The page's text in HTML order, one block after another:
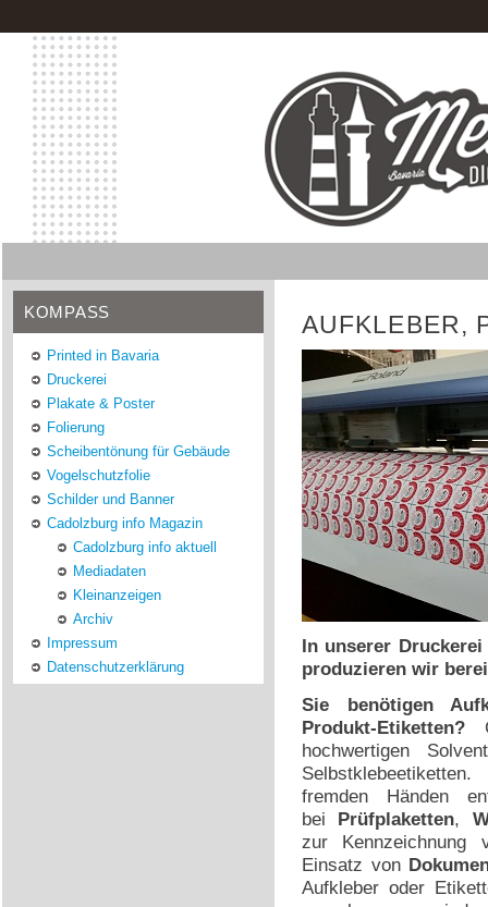
KOMPASS
Printed in Bavaria
Druckerei
Plakate & Poster
Folierung
Scheibentönung für Gebäude
Vogelschutzfolie
Schilder und Banner
Cadolzburg info Magazin
Cadolzburg info aktuell
Mediadaten
Kleinanzeigen
Archiv
Impressum
Datenschutzerklärung
AUFKLEBER,
In unserer
produzieren wir
Sie benötigen
Produkt-Etiketten?
hochwertigen
fremden Händen
bei Prüfplaketten,
zur Kennzeichnung
Einsatz von
Aufkleber oder